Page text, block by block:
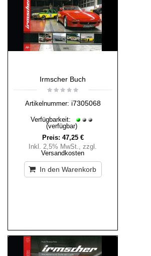
Irmscher Buch
Artikelnummer: i7305068
Verfügbarkeit:
(verfügbar)
Preis: 47,25 €
Inkl. 2,5% MwSt., zzgl.
Versandkosten
In den Warenkorb